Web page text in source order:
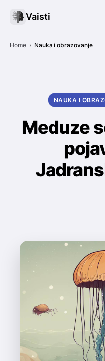
Vaisti
Home › Nauka i obrazovanje
NAUKA I
Meduze